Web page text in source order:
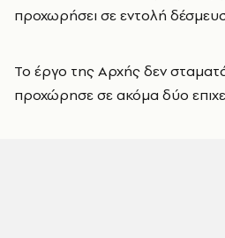
προχωρήσει σε εντολή
Το έργο της Αρχής δεν
προχώρησε σε ακόμα δύο